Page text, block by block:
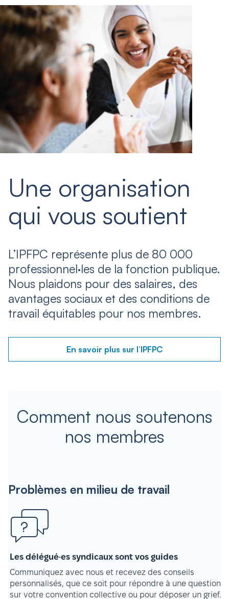
Une organisation
qui vous soutient
L’IPFPC représente plus de 80 000
professionnel·les de la fonction publique.
Nous plaidons pour des salaires, des
avantages sociaux et des conditions de
travail équitables pour nos membres.
En savoir plus sur l’IPFPC
Comment nous soutenons
nos membres
Problèmes en milieu de travail
Les délégué·es syndicaux sont vos guides
Communiquez avec nous et recevez des conseils
personnalisés, que ce soit pour répondre à une question
sur votre convention collective ou pour déposer un grief.